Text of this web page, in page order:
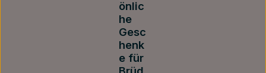
önlic
he
Gesc
henk
e für